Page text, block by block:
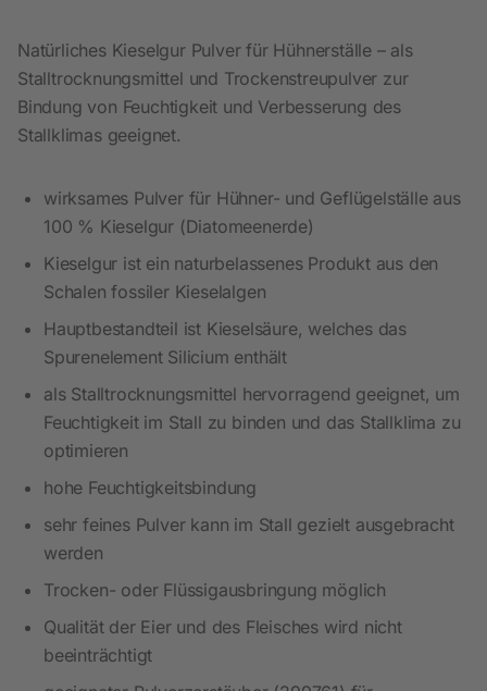
Natürliches Kieselgur Pulver für Hühnerställe – als
Stalltrocknungsmittel und Trockenstreupulver zur
Bindung von Feuchtigkeit und Verbesserung des
Stallklimas geeignet.
wirksames Pulver für Hühner- und Geflügelställe aus
100 % Kieselgur (Diatomeenerde)
Kieselgur ist ein naturbelassenes Produkt aus den
Schalen fossiler Kieselalgen
Hauptbestandteil ist Kieselsäure, welches das
Spurenelement Silicium enthält
als Stalltrocknungsmittel hervorragend geeignet, um
Feuchtigkeit im Stall zu binden und das Stallklima zu
optimieren
hohe Feuchtigkeitsbindung
sehr feines Pulver kann im Stall gezielt ausgebracht
werden
Trocken- oder Flüssigausbringung möglich
Qualität der Eier und des Fleisches wird nicht
beeinträchtigt